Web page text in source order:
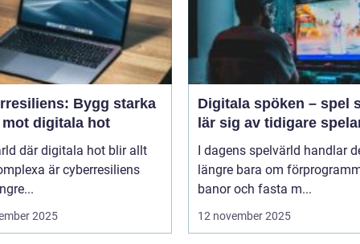
Bygg starka
mot digitala hot
där digitala hot blir allt
är cyberresiliens
2025
Digitala spöken – spel
lär sig av tidigare
I dagens spelvärld handlar
längre bara om
banor och fasta m...
12 november 2025